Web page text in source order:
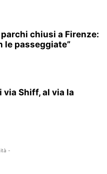
chiusi a Firenze:
le passeggiate”
via Shiff, al via la
-